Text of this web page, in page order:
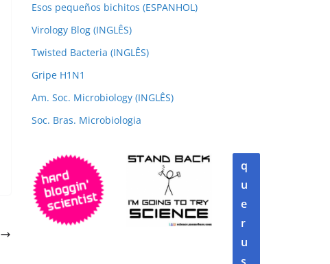
Esos pequeños bichitos (ESPANHOL)
Virology Blog (INGLÊS)
Twisted Bacteria (INGLÊS)
Gripe H1N1
Am. Soc. Microbiology (INGLÊS)
Soc. Bras. Microbiologia
q
u
e
r
u